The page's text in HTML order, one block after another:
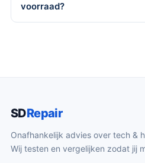
voorraad?
SDRepair
Onafhankelijk advies over tech &
Wij testen en vergelijken zodat jij